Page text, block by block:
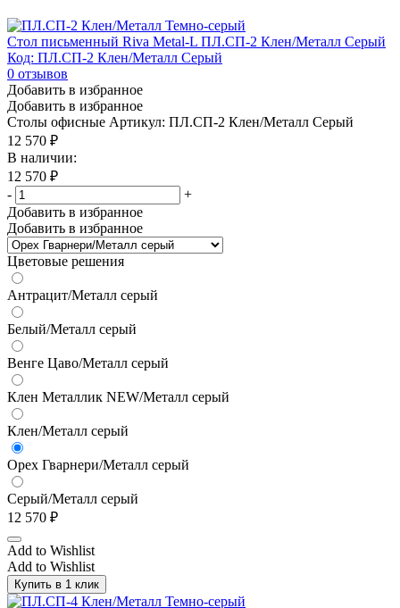
Стол письменный Riva Metal-L ПЛ.СП-2 Клен/Металл Серый
Код: ПЛ.СП-2 Клен/Металл Серый
0 отзывов
Добавить в избранное
Добавить в избранное
Столы офисные Артикул: ПЛ.СП-2 Клен/Металл Серый
12 570 ₽
В наличии:
12 570 ₽
-
+
Добавить в избранное
Добавить в избранное
Цветовые решения
Антрацит/Металл серый
Белый/Металл серый
Венге Цаво/Металл серый
Клен Металлик NEW/Металл серый
Клен/Металл серый
Орех Гварнери/Металл серый
Серый/Металл серый
12 570 ₽
Add to Wishlist
Add to Wishlist
Купить в 1 клик